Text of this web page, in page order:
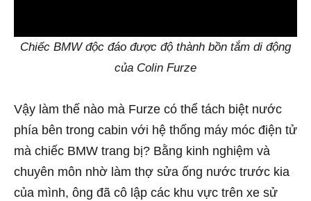
Chiếc BMW độc đáo được độ thành bồn tắm di động
của Colin Furze
Vậy làm thế nào mà Furze có thể tách biệt nước
phía bên trong cabin với hệ thống máy móc điện tử
mà chiếc BMW trang bị? Bằng kinh nghiệm và
chuyên môn nhờ làm thợ sửa ống nước trước kia
của mình, ông đã cô lập các khu vực trên xe sử